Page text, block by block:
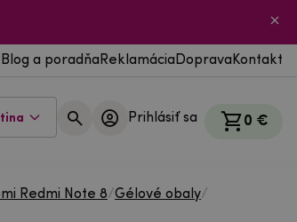
Blog a poradňa Reklamácia Doprava Kontakt
Prihlásiť sa 0 €
Redmi Note 8/Gélové obaly/